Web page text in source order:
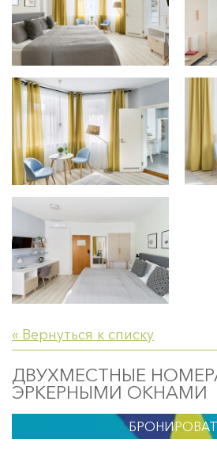
« Вернуться к списку
ДВУХМЕСТНЫЕ
ЭРКЕРНЫМИ ОКНАМИ